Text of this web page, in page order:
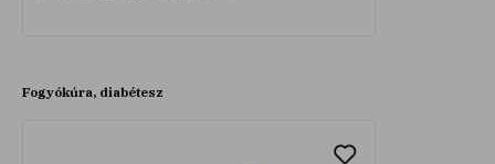
Fogyókúra, diabétesz